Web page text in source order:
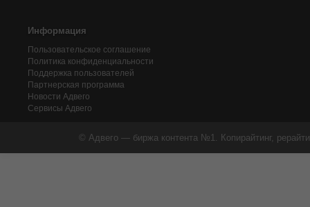
Информация
Пользовательское соглашение
Политика конфиденциальности
Поддержка пользователей
Партнерская программа
Новости Адвего
Сервисы Адвего
© Адвего — биржа контента №1. Копирайтинг,